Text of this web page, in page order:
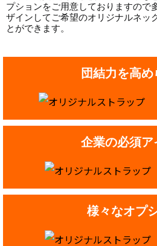
プションをご用意しておりますので
ザインしてご希望のオリジナルネッ
とができます。
団結力を高め
企業の必須ア
様々なオプ